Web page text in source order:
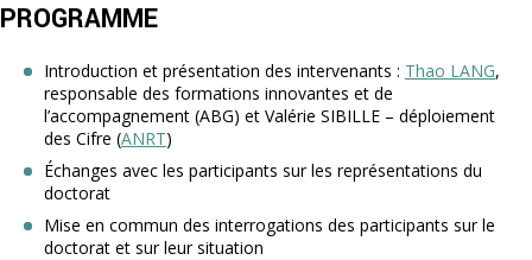
PROGRAMME
Introduction et présentation des intervenants : Thao LANG,
responsable des formations innovantes et de
l’accompagnement (ABG) et Valérie SIBILLE – déploiement
des Cifre (ANRT)
Échanges avec les participants sur les représentations du
doctorat
Mise en commun des interrogations des participants sur le
doctorat et sur leur situation